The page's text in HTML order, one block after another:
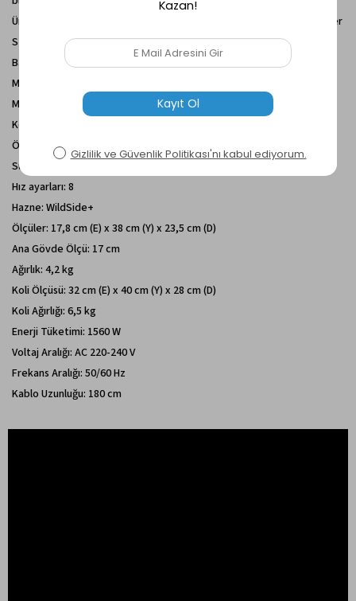
Ürün Adı:Blendtec Designer 650s, 1560W, 3 beygir 6 programlı blender
Stok Kodu: D650D0501A1A-EUA1AP1
Barkod: 849369010189
Menşei: ABD
Motor: 3 hp/beygir gücü
Kontrol Paneli: LDC Dokunmatik Ekran
Ön Program: 6 + 1 ( Smoothie, Çorba, Meyve/Sebze Suyu,Kokteyler,
Sulu Hamur,Dondurma + Darbe Modu)
Hız ayarları: 8
Hazne: WildSide+
Ölçüler: 17,8 cm (E) x 38 cm (Y) x 23,5 cm (D)
Ana Gövde Ölçü: 17 cm
Ağırlık: 4,2 kg
Koli Ölçüsü: 32 cm (E) x 40 cm (Y) x 28 cm (D)
Koli Ağırlığı: 6,5 kg
Enerji Tüketimi: 1560 W
Voltaj Aralığı: AC 220-240 V
Frekans Aralığı: 50/60 Hz
Kablo Uzunluğu: 180 cm